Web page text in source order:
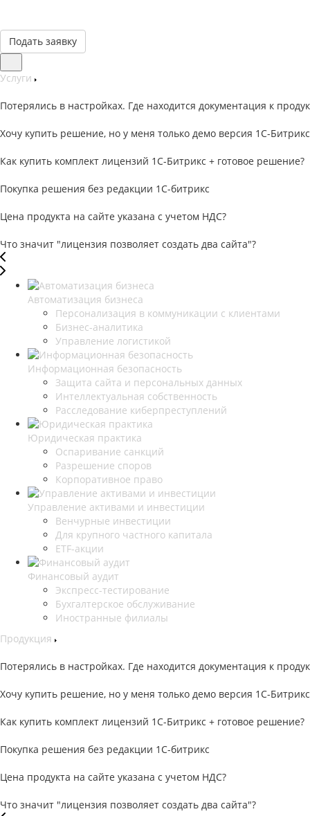
Подать заявку
Услуги
Потерялись в настройках. Где находится документация к
Хочу купить решение, но у меня только демо версия 1С-Битрикс
Как купить комплект лицензий 1С-Битрикс + готовое решение?
Покупка решения без редакции 1С-битрикс
Цена продукта на сайте указана с учетом НДС?
Что значит "лицензия позволяет создать два сайта"?
Автоматизация бизнеса
Персонализация в коммуникации с клиентами
Бизнес-аналитика
Управление логистикой
Информационная безопасность
Защита сайта и персональных данных
Интеллектуальная собственность
Расследование киберпреступлений
Юридическая практика
Оспаривание санкций
Разрешение споров
Корпоративное право
Управление активами и инвестиции
Венчурные инвестиции
Для крупного частного капитала
ETF-акции
Финансовый аудит
Экспресс-тестирование
Бухгалтерское обслуживание
Иностранные филиалы
Продукция
Потерялись в настройках. Где находится документация к
Хочу купить решение, но у меня только демо версия 1С-Битрикс
Как купить комплект лицензий 1С-Битрикс + готовое решение?
Покупка решения без редакции 1С-битрикс
Цена продукта на сайте указана с учетом НДС?
Что значит "лицензия позволяет создать два сайта"?